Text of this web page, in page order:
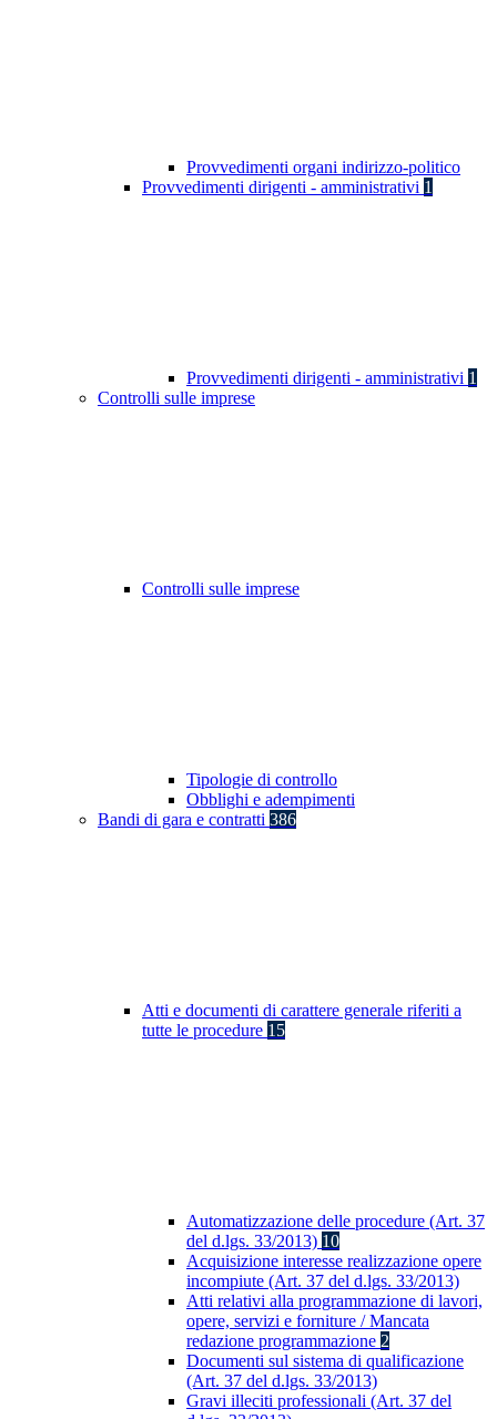
Provvedimenti organi indirizzo-politico
Provvedimenti dirigenti - amministrativi 1
Provvedimenti dirigenti - amministrativi 1
Controlli sulle imprese
Controlli sulle imprese
Tipologie di controllo
Obblighi e adempimenti
Bandi di gara e contratti 386
Atti e documenti di carattere generale riferiti a
tutte le procedure 15
Automatizzazione delle procedure (Art. 37
del d.lgs. 33/2013) 10
Acquisizione interesse realizzazione opere
incompiute (Art. 37 del d.lgs. 33/2013)
Atti relativi alla programmazione di lavori,
opere, servizi e forniture / Mancata
redazione programmazione 2
Documenti sul sistema di qualificazione
(Art. 37 del d.lgs. 33/2013)
Gravi illeciti professionali (Art. 37 del